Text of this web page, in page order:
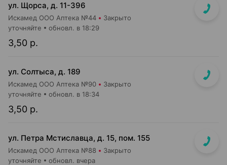
ул. Щорса, д. 11-396
Искамед ООО Аптека №44 Закрыто
3,50 р.
уточняйте обновл. в 18:29
ул. Солтыса, д. 189
Искамед ООО Аптека №90 Закрыто
3,50 р.
уточняйте обновл. в 18:34
ул. Петра Мстиславца, д. 15, пом. 155
Искамед ООО Аптека №88 Закрыто
уточняйте обновл. вчера